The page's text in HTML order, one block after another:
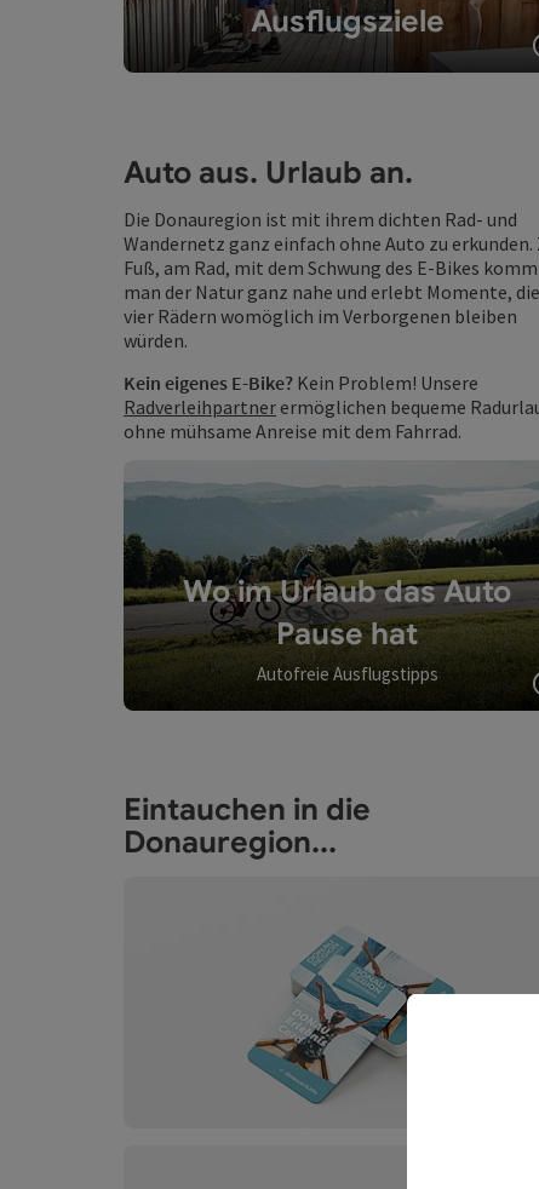
Ausflugsziele
Auto aus. Urlaub an.
Die Donauregion ist mit ihrem dichten Rad- und
Wandernetz ganz einfach ohne Auto zu erkunden.
Fuß, am Rad, mit dem Schwung des E-Bikes
man der Natur ganz nahe und erlebt Momente,
vier Rädern womöglich im Verborgenen bleiben
würden.
Kein eigenes E-Bike? Kein Problem! Unsere
Radverleihpartner ermöglichen bequeme
ohne mühsame Anreise mit dem Fahrrad.
Wo im Urlaub das Auto
Pause hat
Autofreie Ausflugstipps
Eintauchen in die
Donauregion...